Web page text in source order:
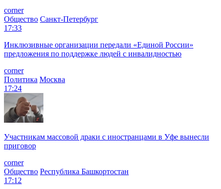
corner
Общество Санкт-Петербург
17:33
Инклюзивные организации передали «Единой России»
предложения по поддержке людей с инвалидностью
corner
Политика Москва
17:24
Участникам массовой драки с иностранцами в Уфе вынесли
приговор
corner
Общество Республика Башкортостан
17:12